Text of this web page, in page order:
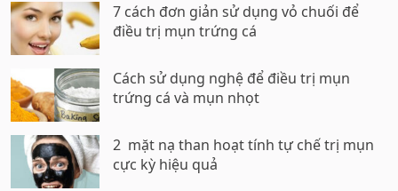
7 cách đơn giản sử dụng vỏ chuối để
điều trị mụn trứng cá
Cách sử dụng nghệ để điều trị mụn
trứng cá và mụn nhọt
2 mặt nạ than hoạt tính tự chế trị mụn
cực kỳ hiệu quả